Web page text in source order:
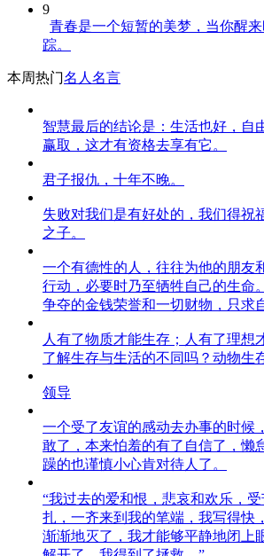
9
青春是一个短暂的美梦，当你醒
踪。
本周热门名人名言
智慧最后的结论是：生活也好，自
赢取，这才有资格去享有它。
君子报仇，十年不晚。
失败对我们是有好处的，我们得祝
之子。
一个有德性的人，往往为他的朋友
行动，必要时乃至牺牲自己的生命
争夺的金钱荣誉和一切财物，只求
人有了物质才能生存；人有了理想
了解生存与生活的不同吗？动物生
领导
一个受了友谊的感动去办事的时候
敢了，本来怕羞的有了自信了，懒
躁的也谨慎小心肯对待人了。
“我过去的爱和恨，悲哀和欢乐，
扎，一齐来到我的笔端，我写得快
渐渐地灭了，我才能够平静地闭上